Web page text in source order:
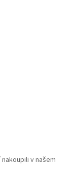
v našem